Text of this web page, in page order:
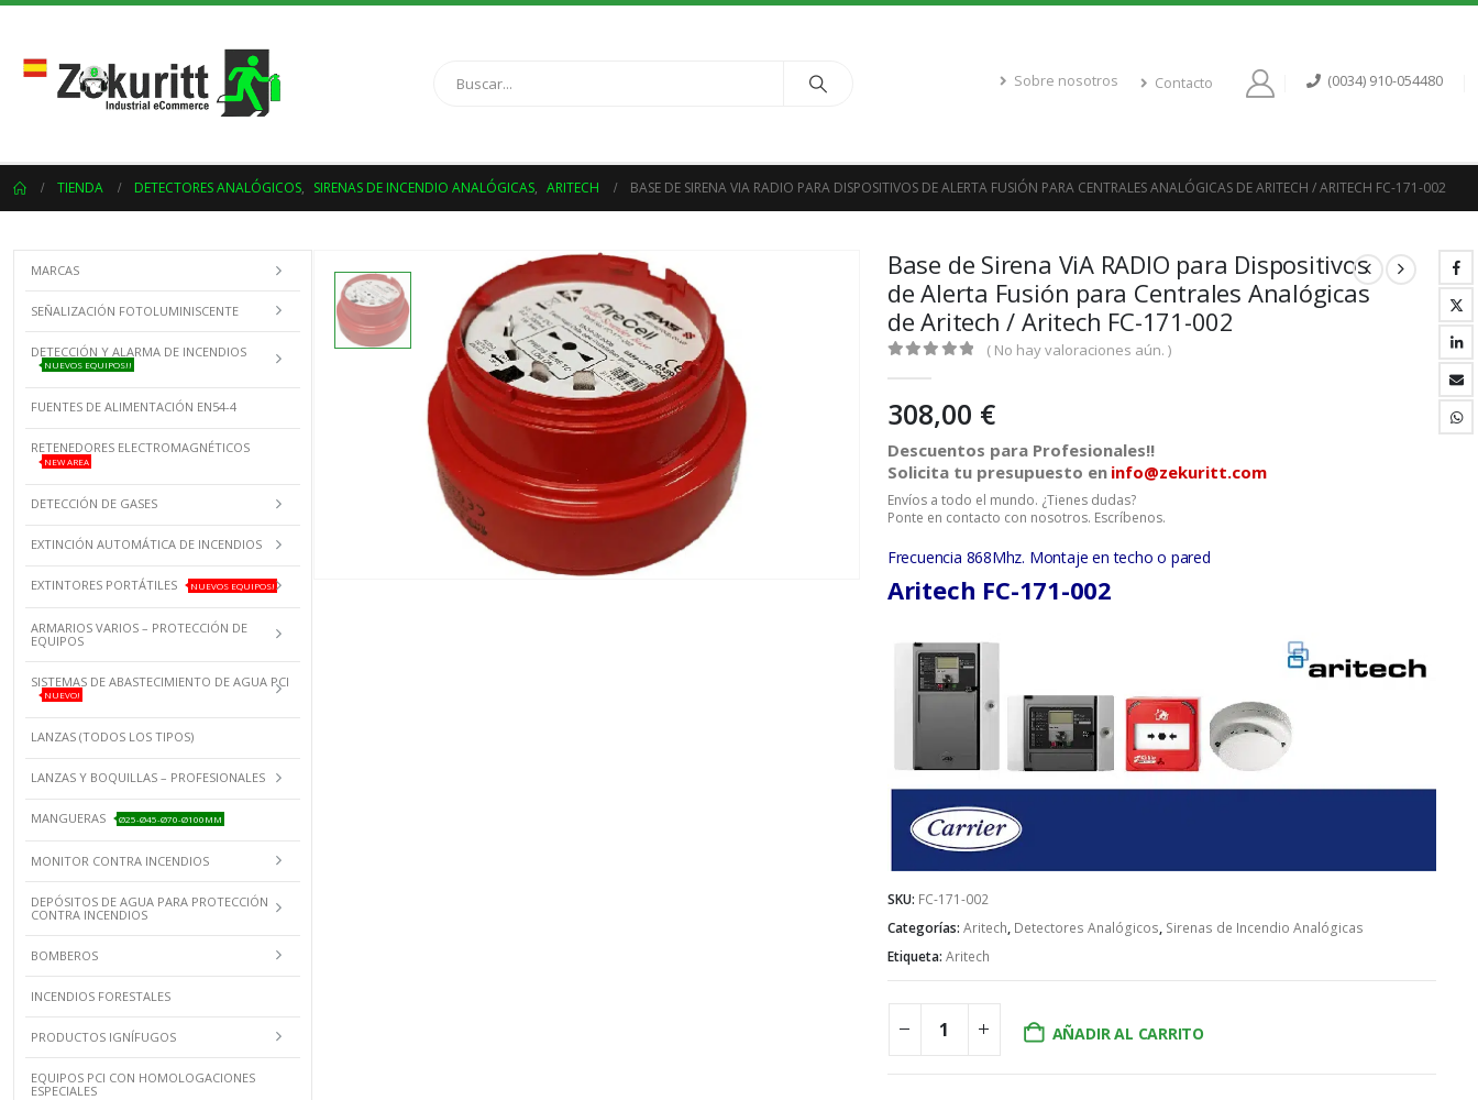
Sobre nosotros Contacto (0034) 910-054480
TIENDA DETECTORES ANALÓGICOS, SIRENAS DE INCENDIO ANALÓGICAS, ARITECH BASE DE SIRENA VIA RADIO PARA DISPOSITIVOS DE ALERTA FUSIÓN PARA CENTRALES ANALÓGICAS DE ARITECH / ARITECH FC-171-002
Base de Sirena ViA RADIO para Dispositivos
de Alerta Fusión para Centrales Analógicas
de Aritech / Aritech FC-171-002
( No hay valoraciones aún. )
308,00 €
Descuentos para Profesionales!!
Solicita tu presupuesto en info@zekuritt.com
Envíos a todo el mundo. ¿Tienes dudas?
Ponte en contacto con nosotros. Escríbenos.
Frecuencia 868Mhz. Montaje en techo o pared
Aritech FC-171-002
SKU: FC-171-002
Categorías: Aritech, Detectores Analógicos, Sirenas de Incendio Analógicas
Etiqueta: Aritech
AÑADIR AL CARRITO
MARCAS
SEÑALIZACIÓN FOTOLUMINISCENTE
DETECCIÓN Y ALARMA DE INCENDIOS
NUEVOS EQUIPOS!!
FUENTES DE ALIMENTACIÓN EN54-4
RETENEDORES ELECTROMAGNÉTICOS
NEW AREA
DETECCIÓN DE GASES
EXTINCIÓN AUTOMÁTICA DE INCENDIOS
EXTINTORES PORTÁTILES NUEVOS EQUIPOS!
ARMARIOS VARIOS – PROTECCIÓN DE
EQUIPOS
SISTEMAS DE ABASTECIMIENTO DE AGUA PCI
NUEVO!
LANZAS (TODOS LOS TIPOS)
LANZAS Y BOQUILLAS – PROFESIONALES
MANGUERAS Ø25-Ø45-Ø70-Ø100MM
MONITOR CONTRA INCENDIOS
DEPÓSITOS DE AGUA PARA PROTECCIÓN
CONTRA INCENDIOS
BOMBEROS
INCENDIOS FORESTALES
PRODUCTOS IGNÍFUGOS
EQUIPOS PCI CON HOMOLOGACIONES
ESPECIALES